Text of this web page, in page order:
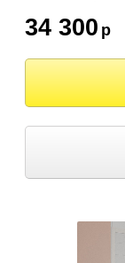
34 300 р